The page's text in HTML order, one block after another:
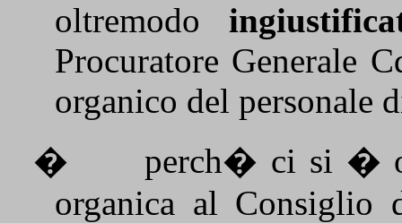
oltremodo
Procuratore Generale
organico del personale
�
perch� ci si �
organica al Consiglio